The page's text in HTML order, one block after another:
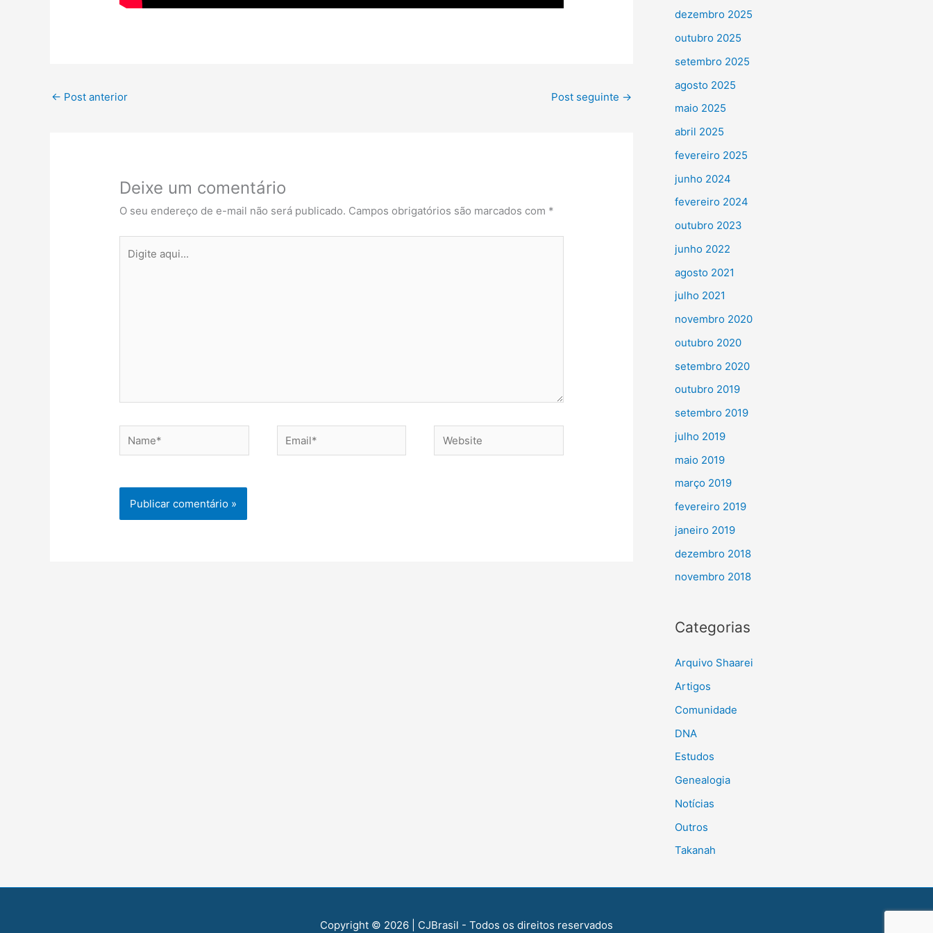
← Post anterior Post seguinte →
Deixe um comentário
O seu endereço de e-mail não será publicado. Campos obrigatórios são marcados com *
aqui...
Name* Email* Website
dezembro 2025
outubro 2025
setembro 2025
agosto 2025
maio 2025
abril 2025
fevereiro 2025
junho 2024
fevereiro 2024
outubro 2023
junho 2022
agosto 2021
julho 2021
novembro 2020
outubro 2020
setembro 2020
outubro 2019
setembro 2019
julho 2019
maio 2019
março 2019
fevereiro 2019
janeiro 2019
dezembro 2018
novembro 2018
Categorias
Arquivo Shaarei
Artigos
Comunidade
DNA
Estudos
Genealogia
Notícias
Outros
Takanah
Copyright © 2026 | CJBrasil - Todos os direitos reservados